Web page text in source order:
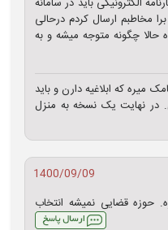
مخاطبم ارسال کردم درحالی
حالا چگونه متوجه میشه و به
میره که ابلاغیه دارن و باید
در نهایت یک نسخه به منزل
1400/09/09
حوزه قضایی نمیشه انتخاب